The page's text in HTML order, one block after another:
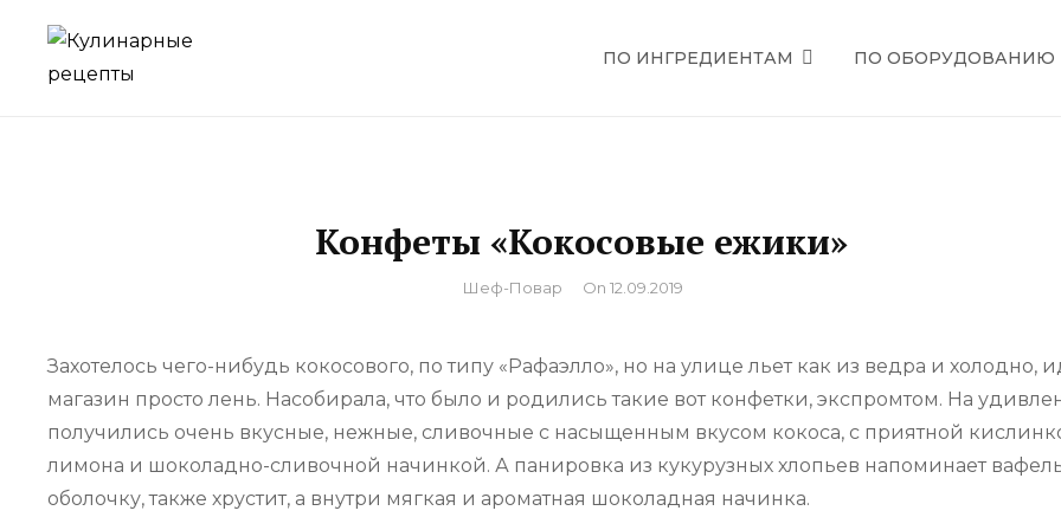
content
ПО ИНГРЕДИЕНТАМ ПО ОБОРУДОВАНИЮ
Конфеты «Кокосовые ежики»
By
Шеф-Повар On 12.09.2019
Захотелось чего-нибудь кокосового, по типу «Рафаэлло», но на улице льет как из ведра и холодно,
магазин просто лень. Насобирала, что было и родились такие вот конфетки, экспромтом. На
получились очень вкусные, нежные, сливочные с насыщенным вкусом кокоса, с приятной
лимона и шоколадно-сливочной начинкой. А панировка из кукурузных хлопьев напоминает
оболочку, также хрустит, а внутри мягкая и ароматная шоколадная начинка.